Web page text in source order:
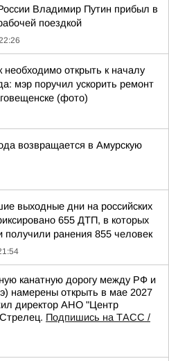
Владимир Путин прибыл в
поездкой
необходимо открыть к началу
мэр поручил ускорить ремонт
(фото)
возвращается в Амурскую
выходные дни на российских
655 ДТП, в которых
получили ранения 855 человек
канатную дорогу между РФ и
намерены открыть в мае 2027
директор АНО "Центр
Подпишись на ТАСС /